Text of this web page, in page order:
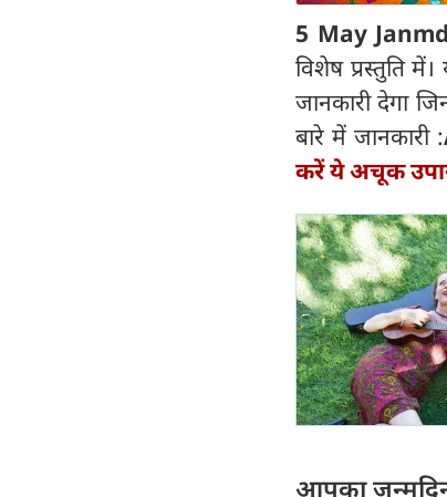
5 May
विशेष प्रस्तुति
जानकारी देगा
बारे में जानकारी :
करें ये अचूक
आपका